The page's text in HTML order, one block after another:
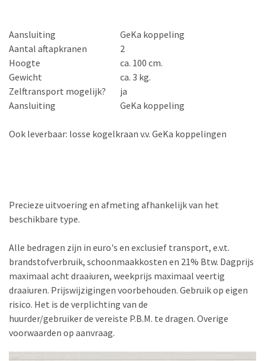
Aansluiting
GeKa koppeling
Aantal aftapkranen
2
Hoogte
ca. 100 cm.
Gewicht
ca. 3 kg.
Zelftransport mogelijk? ja
Aansluiting
GeKa koppeling
Ook leverbaar: losse kogelkraan v.v. GeKa koppelingen
Precieze uitvoering en afmeting afhankelijk van het
beschikbare type.
Alle bedragen zijn in euro's en exclusief transport, e.v.t.
brandstofverbruik, schoonmaakkosten en 21% Btw. Dagprijs
maximaal acht draaiuren, weekprijs maximaal veertig
draaiuren. Prijswijzigingen voorbehouden. Gebruik op eigen
risico. Het is de verplichting van de
huurder/gebruiker de vereiste P.B.M. te dragen. Overige
voorwaarden op aanvraag.